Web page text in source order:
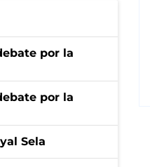
por la
por la
Sela